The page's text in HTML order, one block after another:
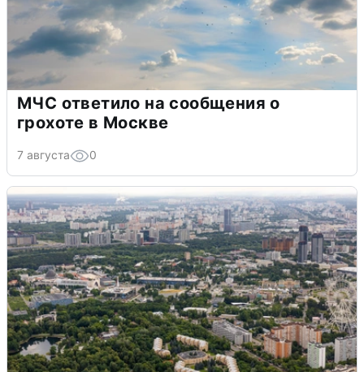
МЧС ответило на сообщения о
грохоте в Москве
7 августа 0